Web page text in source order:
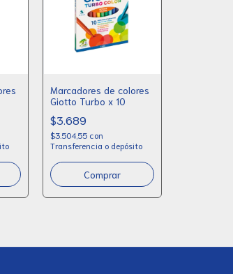
Marcadores de colores
Giotto Turbo x 10
$3.689
$3.504,55 con
Transferencia o depósito